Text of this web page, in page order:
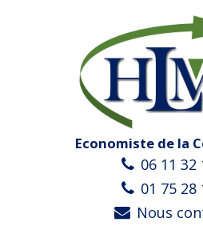
Economiste de la
06 11 32
01 75 28
Nous